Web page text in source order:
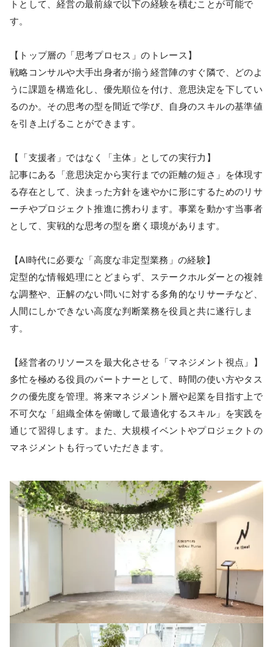
トとして、経営の最前線で以下の経験を積むことが可能で
す。
【トップ層の「思考プロセス」のトレース】
戦略コンサルや大手出身者が揃う経営陣のすぐ隣で、どのよ
うに課題を構造化し、優先順位を付け、意思決定を下してい
るのか。その思考の型を間近で学び、自身のスキルの基準値
を引き上げることができます。
【「支援者」ではなく「主体」としての実行力】
記事にある「意思決定から実行までの距離の短さ」を体現す
る存在として、決まった方針を速やかに形にするためのリサ
ーチやプロジェクト推進に携わります。事業を動かす当事者
として、実戦的な思考の型を磨く環境があります。
【AI時代に必要な「高度な非定型業務」の経験】
定型的な情報処理にとどまらず、ステークホルダーとの複雑
な調整や、正解のない問いに対する多角的なリサーチなど、
人間にしかできない高度な判断業務を役員と共に遂行しま
す。
【経営者のリソースを最大化させる「マネジメント視点」】
多忙を極める役員のパートナーとして、時間の使い方やタス
クの優先度を管理。将来マネジメント層や起業を目指す上で
不可欠な「組織全体を俯瞰して最適化するスキル」を実践を
通じて習得します。また、大規模イベントやプロジェクトの
マネジメントも行っていただきます。